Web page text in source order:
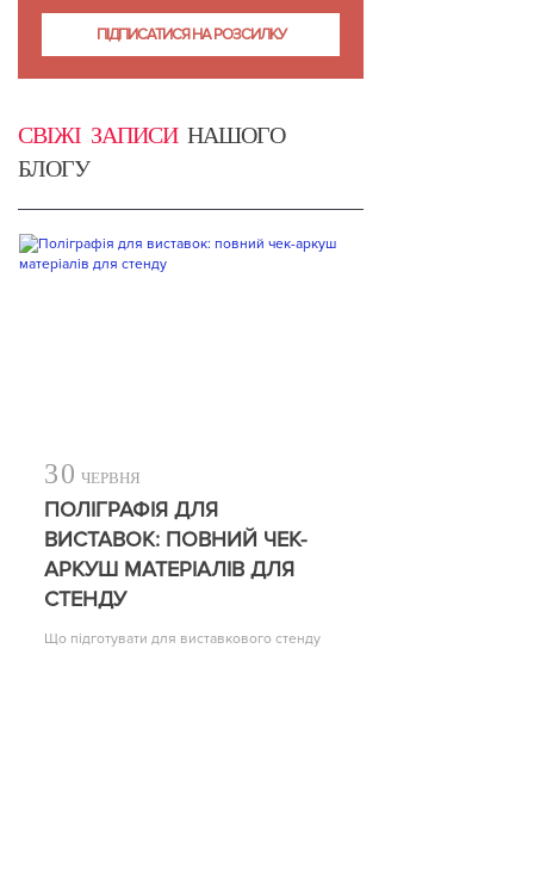
СВІЖІ ЗАПИСИНАШОГО
БЛОГУ
30 ЧЕРВНЯ
ПОЛІГРАФІЯ ДЛЯ
ВИСТАВОК: ПОВНИЙ ЧЕК-
АРКУШ МАТЕРІАЛІВ ДЛЯ
СТЕНДУ
Що підготувати для виставкового стенду